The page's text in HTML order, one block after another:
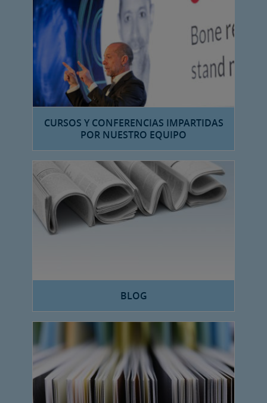
CURSOS Y CONFERENCIAS IMPARTIDAS
POR NUESTRO EQUIPO
BLOG